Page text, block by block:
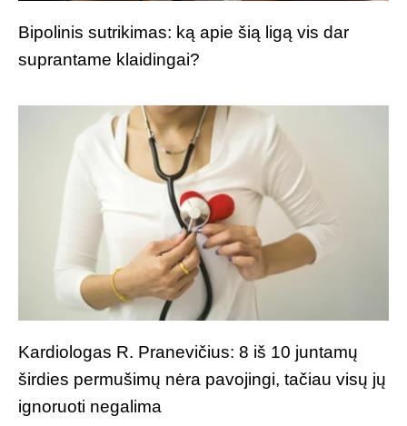
Bipolinis sutrikimas: ką apie šią ligą vis dar
suprantame klaidingai?
Kardiologas R. Pranevičius: 8 iš 10 juntamų
širdies permušimų nėra pavojingi, tačiau visų jų
ignoruoti negalima